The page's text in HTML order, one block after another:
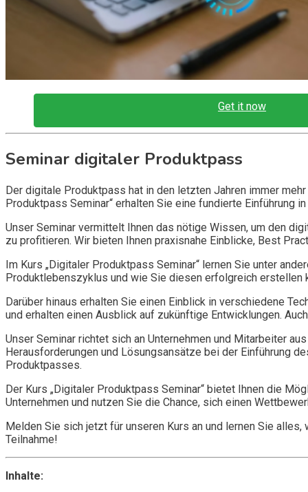
Get it now
Seminar digitaler Produktpass
Der digitale Produktpass hat in den letzten Jahren immer
Produktpass Seminar“ erhalten Sie eine fundierte Einführung
Unser Seminar vermittelt Ihnen das nötige Wissen, um den
zu profitieren. Wir bieten Ihnen praxisnahe Einblicke, Best
Im Kurs „Digitaler Produktpass Seminar“ lernen Sie unter
Produktlebenszyklus und wie Sie diesen erfolgreich erstellen
Darüber hinaus erhalten Sie einen Einblick in verschiedene
und erhalten einen Ausblick auf zukünftige Entwicklungen.
Unser Seminar richtet sich an Unternehmen und Mitarbeiter
Herausforderungen und Lösungsansätze bei der Einführung
Produktpasses.
Der Kurs „Digitaler Produktpass Seminar“ bietet Ihnen die
Unternehmen und nutzen Sie die Chance, sich einen
Melden Sie sich jetzt für unseren Kurs an und lernen Sie
Teilnahme!
Inhalte: